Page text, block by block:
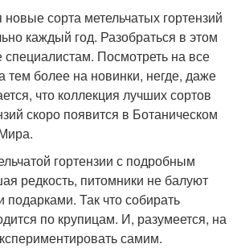
сорта метельчатых гортензий
каждый год. Разобраться в этом
специалистам. Посмотреть на все
более на новинки, негде, даже
что коллекция лучших сортов
скоро появится в Ботаническом
гортензии с подробным
редкость, питомники не балуют
подарками. Так что собирать
по крупицам. И, разумеется, на
самим.